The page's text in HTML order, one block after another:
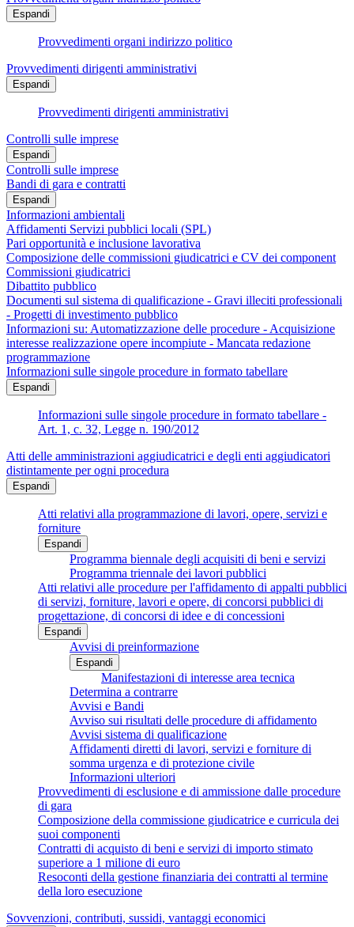
Espandi
Provvedimenti organi indirizzo politico
Provvedimenti dirigenti amministrativi
Espandi
Provvedimenti dirigenti amministrativi
Controlli sulle imprese
Espandi
Controlli sulle imprese
Bandi di gara e contratti
Espandi
Informazioni ambientali
Affidamenti Servizi pubblici locali (SPL)
Pari opportunità e inclusione lavorativa
Composizione delle commissioni giudicatrici e CV dei component
Commissioni giudicatrici
Dibattito pubblico
Documenti sul sistema di qualificazione - Gravi illeciti professionali
- Progetti di investimento pubblico
Informazioni su: Automatizzazione delle procedure - Acquisizione
interesse realizzazione opere incompiute - Mancata redazione
programmazione
Informazioni sulle singole procedure in formato tabellare
Espandi
Informazioni sulle singole procedure in formato tabellare -
Art. 1, c. 32, Legge n. 190/2012
Atti delle amministrazioni aggiudicatrici e degli enti aggiudicatori
distintamente per ogni procedura
Espandi
Atti relativi alla programmazione di lavori, opere, servizi e
forniture
Espandi
Programma biennale degli acquisiti di beni e servizi
Programma triennale dei lavori pubblici
Atti relativi alle procedure per l'affidamento di appalti pubblici
di servizi, forniture, lavori e opere, di concorsi pubblici di
progettazione, di concorsi di idee e di concessioni
Espandi
Avvisi di preinformazione
Espandi
Manifestazioni di interesse area tecnica
Determina a contrarre
Avvisi e Bandi
Avviso sui risultati delle procedure di affidamento
Avvisi sistema di qualificazione
Affidamenti diretti di lavori, servizi e forniture di
somma urgenza e di protezione civile
Informazioni ulteriori
Provvedimenti di esclusione e di ammissione dalle procedure
di gara
Composizione della commissione giudicatrice e curricula dei
suoi componenti
Contratti di acquisto di beni e servizi di importo stimato
superiore a 1 milione di euro
Resoconti della gestione finanziaria dei contratti al termine
della loro esecuzione
Sovvenzioni, contributi, sussidi, vantaggi economici